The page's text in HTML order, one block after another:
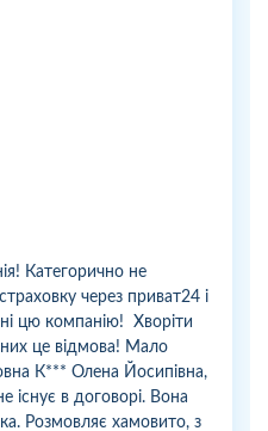
Категорично не
через приват24 і
цю компанію! Хворіти
це відмова! Мало
К*** Олена Йосипівна,
існує в договорі. Вона
Розмовляє хамовито, з